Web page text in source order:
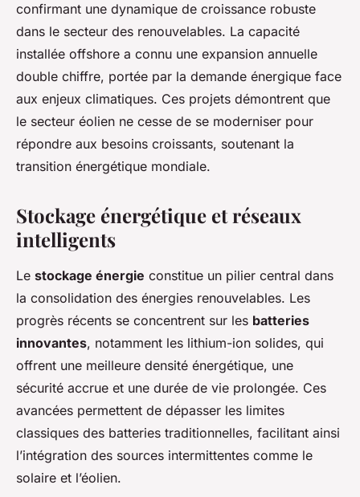
confirmant une dynamique de croissance robuste
dans le secteur des renouvelables. La capacité
installée offshore a connu une expansion annuelle
double chiffre, portée par la demande énergique face
aux enjeux climatiques. Ces projets démontrent que
le secteur éolien ne cesse de se moderniser pour
répondre aux besoins croissants, soutenant la
transition énergétique mondiale.
Stockage énergétique et réseaux
intelligents
Le stockage énergie constitue un pilier central dans
la consolidation des énergies renouvelables. Les
progrès récents se concentrent sur les batteries
innovantes, notamment les lithium-ion solides, qui
offrent une meilleure densité énergétique, une
sécurité accrue et une durée de vie prolongée. Ces
avancées permettent de dépasser les limites
classiques des batteries traditionnelles, facilitant ainsi
l’intégration des sources intermittentes comme le
solaire et l’éolien.